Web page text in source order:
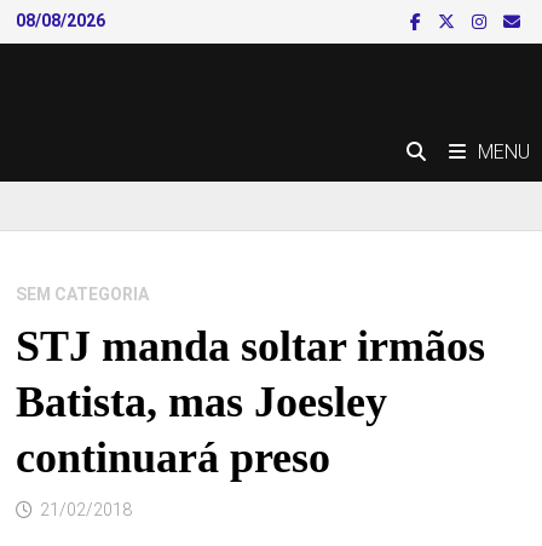
Skip
to
08/08/2026
MENU
SEM CATEGORIA
STJ manda soltar irmãos
Batista, mas Joesley
continuará preso
21/02/2018